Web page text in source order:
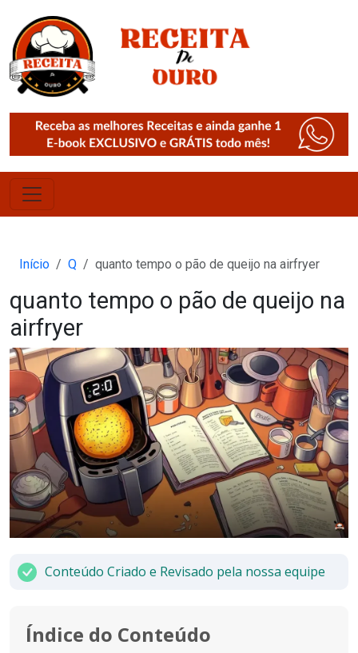
Início Q quanto tempo o pão de queijo na airfryer
quanto tempo o pão de queijo na
airfryer
Conteúdo Criado e Revisado pela nossa equipe
Índice do Conteúdo